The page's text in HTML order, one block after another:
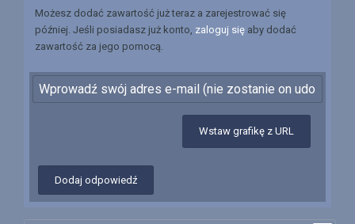
Możesz dodać zawartość już teraz a zarejestrować się
później. Jeśli posiadasz już konto, zaloguj się aby dodać
zawartość za jego pomocą.
Wstaw grafikę z URL
Dodaj odpowiedź